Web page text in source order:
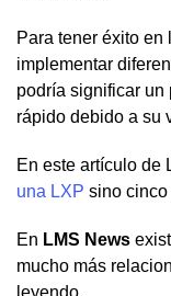
Para tener éxito
implementar
podría significar un
rápido debido a su
En este artículo de
una LXP sino cinco
En LMS News
mucho más
leyendo.